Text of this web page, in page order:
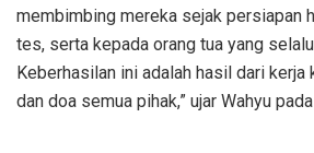
membimbing mereka sejak persiapan
tes, serta kepada orang tua yang
Keberhasilan ini adalah hasil dari kerja
dan doa semua pihak,” ujar Wahyu